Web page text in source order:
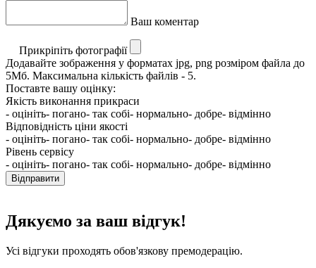
Ваш коментар
Прикріпіть фотографії
Додавайте зображення у форматах jpg, png розміром файла до
5Мб. Максимальна кількість файлів - 5.
Поставте вашу оцінку:
Якість виконання прикраси
- оцініть- погано- так собі- нормально- добре- відмінно
Відповідність ціни якості
- оцініть- погано- так собі- нормально- добре- відмінно
Рівень сервісу
- оцініть- погано- так собі- нормально- добре- відмінно
Відправити
Дякуємо за ваш відгук!
Усі відгуки проходять обов'язкову премодерацію.